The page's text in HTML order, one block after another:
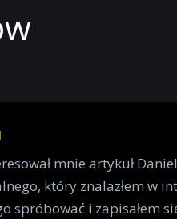
mnie artykuł
który znalazłem w
spróbować i zapisałem